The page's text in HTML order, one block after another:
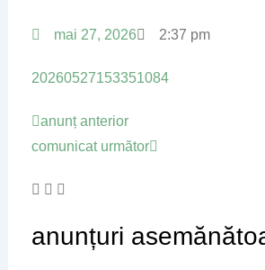
mai 27, 2026 2:37 pm
20260527153351084
Prev
anunț anterior
comunicat următor
anunțuri